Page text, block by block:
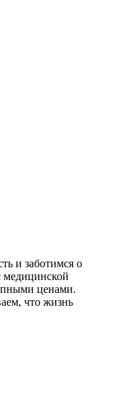
и заботимся о
медицинской
ценами.
что жизнь